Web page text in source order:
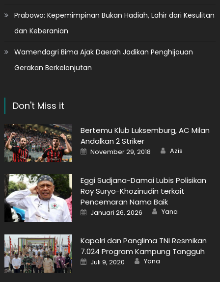
Prabowo: Kepemimpinan Bukan Hadiah, Lahir dari Kesulitan
dan Keberanian
Wamendagri Bima Ajak Daerah Jadikan Penghijauan
Gerakan Berkelanjutan
Don't Miss it
Bertemu Klub Luksemburg, AC Milan
Andalkan 2 Striker
Posted
on
November 29, 2018 Author
Azis
Eggi Sudjana-Damai Lubis Polisikan
Roy Suryo-Khozinudin terkait
Pencemaran Nama Baik
Posted
on
Januari 26, 2026 Author
Yana
Kapolri dan Panglima TNI Resmikan
7.024 Program Kampung Tangguh
Posted
on
Juli 9, 2020 Author
Yana